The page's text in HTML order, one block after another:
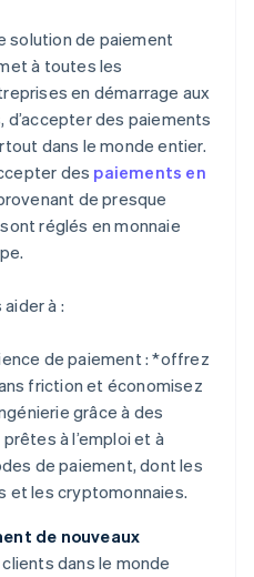
solution de paiement
à toutes les
en démarrage aux
des paiements
dans le monde entier.
des paiements en
de presque
réglés en monnaie
à :
de paiement : *offrez
friction et économisez
grâce à des
à l’emploi et à
de paiement, dont les
et les cryptomonnaies.
de nouveaux
dans le monde